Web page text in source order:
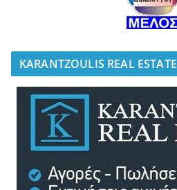
KARANTZOULIS REAL ESTATE